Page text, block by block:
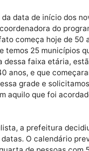
a dose
tem enfrentado
mesmo dos
(13), o governo
de
no estado.
a vacinação de
a mudanças.